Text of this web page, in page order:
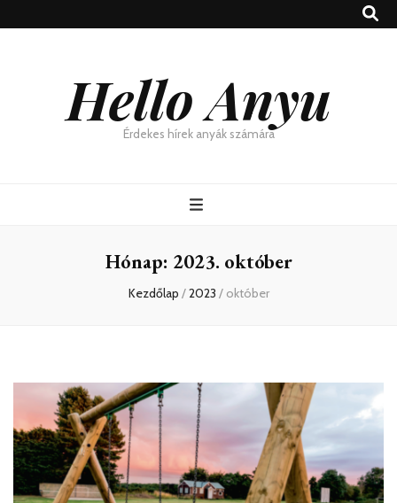
Hello Anyu
Érdekes hírek anyák számára
Hónap: 2023. október
Kezdőlap /2023 / október